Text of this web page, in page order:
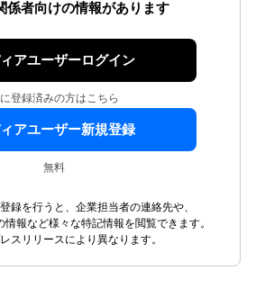
係者向けの情報があります
アユーザーログイン
登録済みの方はこちら
アユーザー新規登録
無料
録を行うと、企業担当者の連絡先や、
報など様々な特記情報を閲覧できます。
スリリースにより異なります。